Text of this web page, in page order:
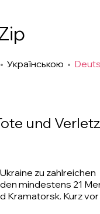
•Українською •
und
zu zahlreichen
mindestens 21
Kramatorsk. Kurz